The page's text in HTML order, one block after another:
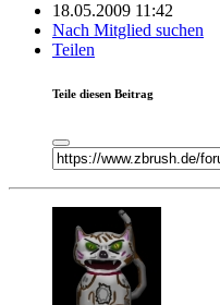
18.05.2009 11:42
Nach Mitglied suchen
Teilen
Teile diesen Beitrag